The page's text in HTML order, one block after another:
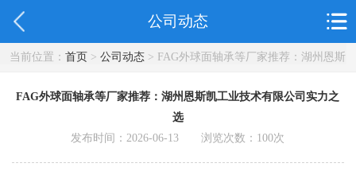
公司动态
当前位置： 首页> 公司动态> FAG外球面轴承等厂家推荐：湖州恩斯
FAG外球面轴承等厂家推荐：湖州恩斯凯工业技术有限公司实力之
选
发布时间：2026-06-13 浏览次数： 100次